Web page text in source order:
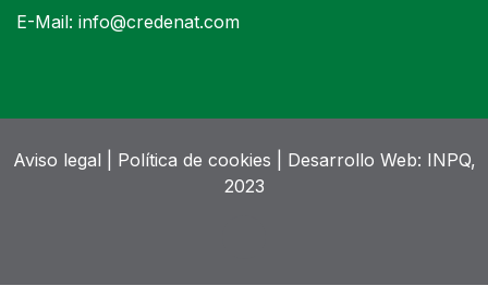
E-Mail: info@credenat.com
Aviso legal Política de cookies | Desarrollo Web: INPQ,
2023